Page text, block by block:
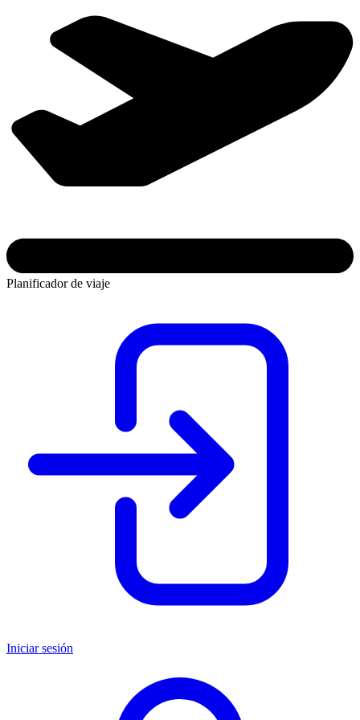
Planificador de viaje
Iniciar sesión